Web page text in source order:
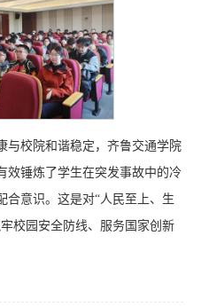
与校院和谐稳定，齐鲁交通学院
效锤炼了学生在突发事故中的冷
合意识。这是对“人民至上、生
校园安全防线、服务国家创新